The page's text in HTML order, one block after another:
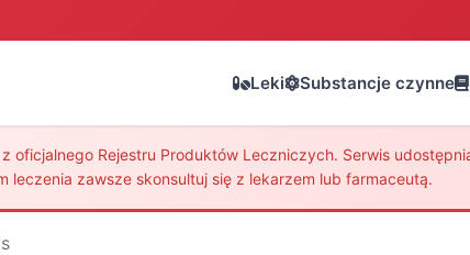
Leki Substancje czynne
oficjalnego Rejestru Produktów Leczniczych. Serwis
zawsze skonsultuj się z lekarzem lub farmaceutą.